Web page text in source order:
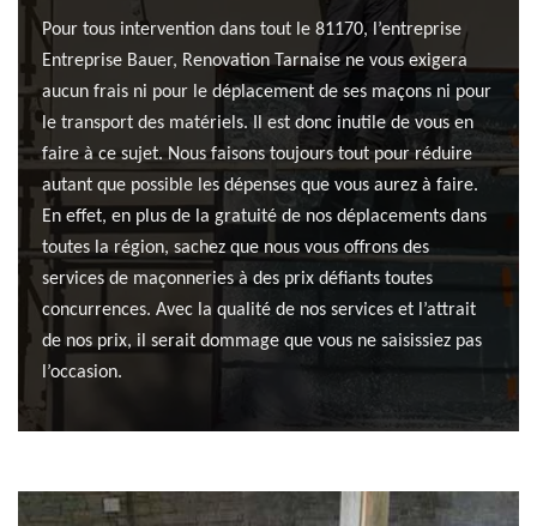
Pour tous intervention dans tout le 81170, l’entreprise
Entreprise Bauer, Renovation Tarnaise ne vous exigera
aucun frais ni pour le déplacement de ses maçons ni pour
le transport des matériels. Il est donc inutile de vous en
faire à ce sujet. Nous faisons toujours tout pour réduire
autant que possible les dépenses que vous aurez à faire.
En effet, en plus de la gratuité de nos déplacements dans
toutes la région, sachez que nous vous offrons des
services de maçonneries à des prix défiants toutes
concurrences. Avec la qualité de nos services et l’attrait
de nos prix, il serait dommage que vous ne saisissiez pas
l’occasion.